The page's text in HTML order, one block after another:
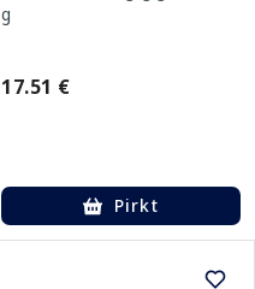
g
17.51 €
Pirkt